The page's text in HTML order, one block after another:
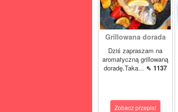
Grillowana dorada
Dziś zapraszam na
aromatyczną grillowaną
doradę.Taka... ⇖ 1137
Zobacz przepis!